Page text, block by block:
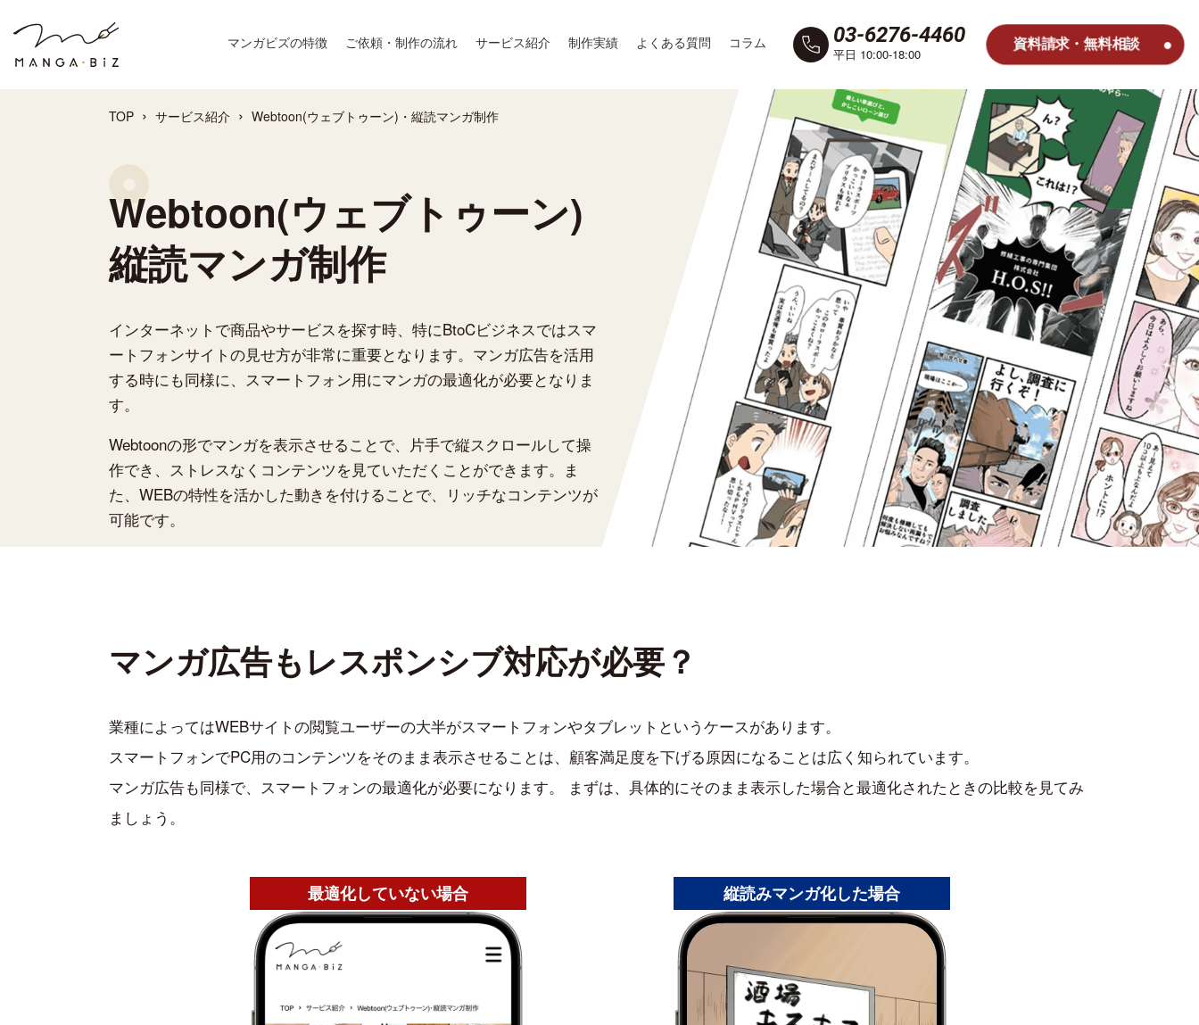
マンガビズの特徴 ご依頼・制作の流れ サービス紹介 制作実績 よくある質問 コラム 03-6276-4460
平日 10:00-18:00
資料請求・無料相談
TOP › サービス紹介 › Webtoon(ウェブトゥーン)・縦読マンガ制作
Webtoon(ウェブトゥーン)
縦読マンガ制作
インターネットで商品やサービスを探す時、特にBtoCビジネスではスマ
ートフォンサイトの見せ方が非常に重要となります。マンガ広告を活用
する時にも同様に、スマートフォン用にマンガの最適化が必要となりま
す。
Webtoonの形でマンガを表示させることで、片手で縦スクロールして操
作でき、ストレスなくコンテンツを見ていただくことができます。ま
た、WEBの特性を活かした動きを付けることで、リッチなコンテンツが
可能です。
マンガ広告もレスポンシブ対応が必要？
業種によってはWEBサイトの閲覧ユーザーの大半がスマートフォンやタブレットというケースがあります。
スマートフォンでPC用のコンテンツをそのまま表示させることは、顧客満足度を下げる原因になることは広く知られています。
マンガ広告も同様で、スマートフォンの最適化が必要になります。 まずは、具体的にそのまま表示した場合と最適化されたときの比較を見てみ
ましょう。
最適化していない場合 縦読みマンガ化した場合